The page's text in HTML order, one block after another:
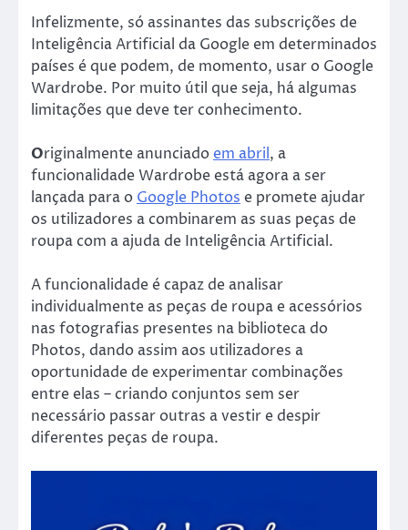
Infelizmente, só assinantes das subscrições de
Inteligência Artificial da Google em determinados
países é que podem, de momento, usar o Google
Wardrobe. Por muito útil que seja, há algumas
limitações que deve ter conhecimento.
Originalmente anunciado em abril, a
funcionalidade Wardrobe está agora a ser
lançada para o Google Photos e promete ajudar
os utilizadores a combinarem as suas peças de
roupa com a ajuda de Inteligência Artificial.
A funcionalidade é capaz de analisar
individualmente as peças de roupa e acessórios
nas fotografias presentes na biblioteca do
Photos, dando assim aos utilizadores a
oportunidade de experimentar combinações
entre elas – criando conjuntos sem ser
necessário passar outras a vestir e despir
diferentes peças de roupa.